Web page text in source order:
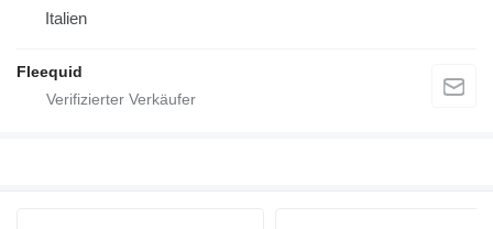
Italien
Fleequid